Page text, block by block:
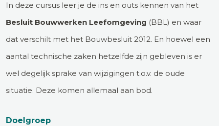
In deze cursus leer je de ins en outs kennen van het
Besluit Bouwwerken Leefomgeving (BBL) en waar
dat verschilt met het Bouwbesluit 2012. En hoewel een
aantal technische zaken hetzelfde zijn gebleven is er
wel degelijk sprake van wijzigingen t.o.v. de oude
situatie. Deze komen allemaal aan bod.
Doelgroep